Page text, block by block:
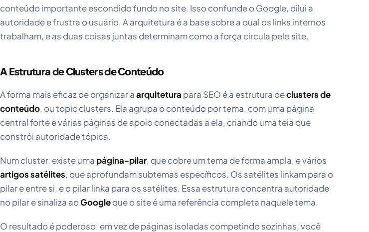
conteúdo importante escondido fundo no site. Isso confunde o Google, dilui a
autoridade e frustra o usuário. A arquitetura é a base sobre a qual os links internos
trabalham, e as duas coisas juntas determinam como a força circula pelo site.
A Estrutura de Clusters de Conteúdo
A forma mais eficaz de organizar aarquitetura para SEO é a estrutura declusters de
conteúdo, ou topic clusters. Ela agrupa o conteúdo por tema, com uma página
central forte e várias páginas de apoio conectadas a ela, criando uma teia que
constrói autoridade tópica.
Num cluster, existe uma página-pilar, que cobre um tema de forma ampla, e vários
artigos satélites, que aprofundam subtemas específicos. Os satélites linkam para o
pilar e entre si, e o pilar linka para os satélites. Essa estrutura concentra autoridade
no pilar e sinaliza aoGoogleque o site é uma referência completa naquele tema.
O resultado é poderoso: em vez de páginas isoladas competindo sozinhas, você